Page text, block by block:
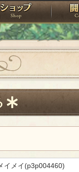
オ ショップ
イメイ(p3p004460)